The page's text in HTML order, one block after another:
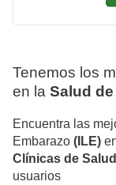
Tenemos los
en la Salud
Encuentra las
Embarazo (ILE)
Clínicas de
usuarios